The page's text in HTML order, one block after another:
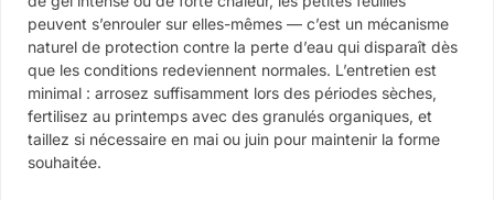
peuvent s’enrouler sur elles-mêmes — c’est un mécanisme
naturel de protection contre la perte d’eau qui disparaît dès
que les conditions redeviennent normales. L’entretien est
minimal : arrosez suffisamment lors des périodes sèches,
fertilisez au printemps avec des granulés organiques, et
taillez si nécessaire en mai ou juin pour maintenir la forme
souhaitée.